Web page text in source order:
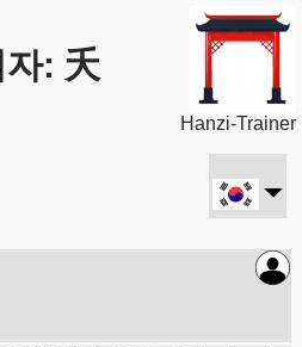
자: 夭
Hanzi-Trainer